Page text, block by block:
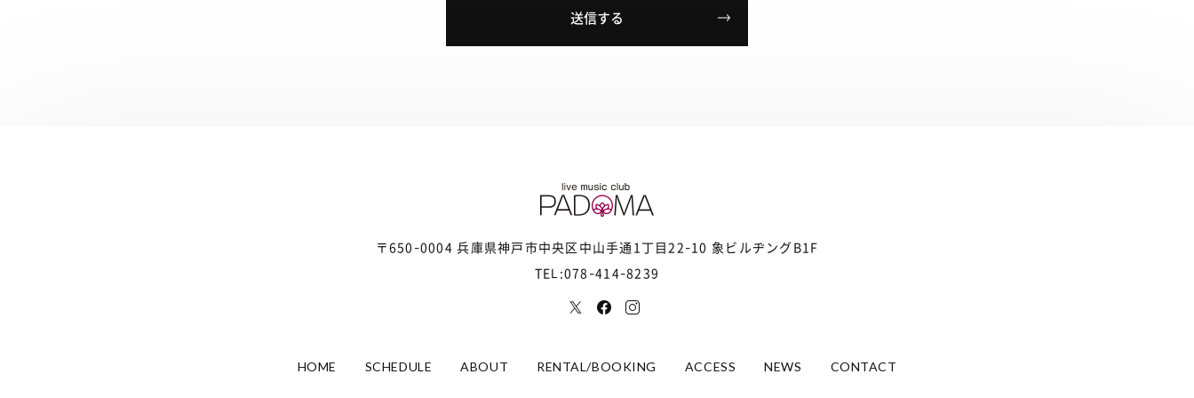
〒650-0004 兵庫県神戸市中央区 中山手通1丁目22-10 象ビルヂングB1F
TEL:078-414-8239
HOME SCHEDULE ABOUT RENTAL/BOOKING ACCESS NEWS CONTACT